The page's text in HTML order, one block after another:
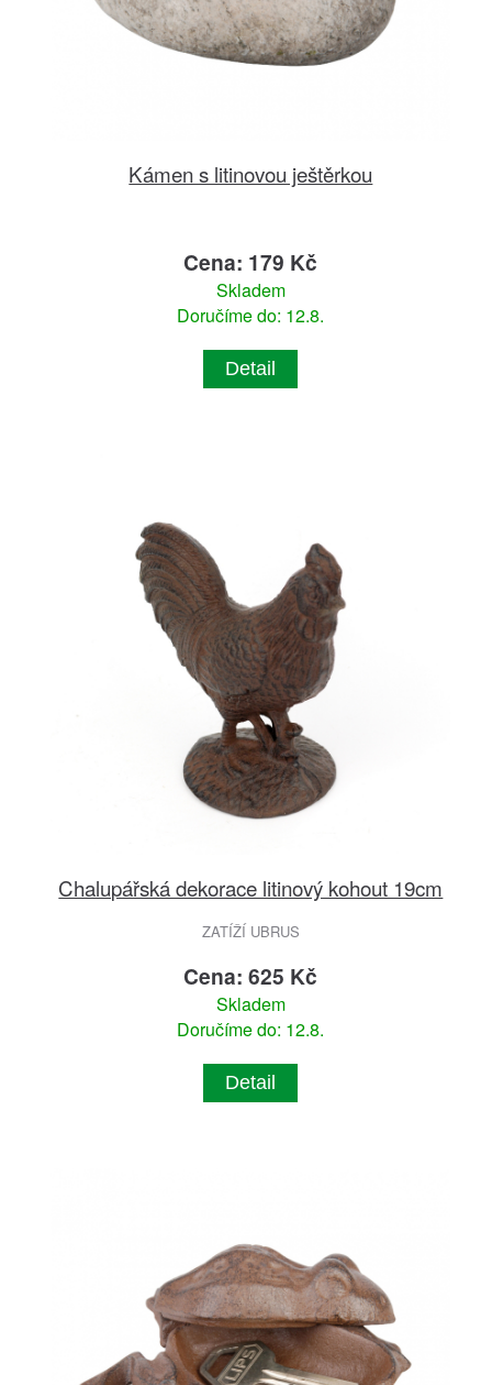
Kámen s litinovou ještěrkou
Cena: 179 Kč
Skladem
Doručíme do: 12.8.
Detail
Chalupářská dekorace litinový kohout 19cm
ZATÍŽÍ UBRUS
Cena: 625 Kč
Skladem
Doručíme do: 12.8.
Detail